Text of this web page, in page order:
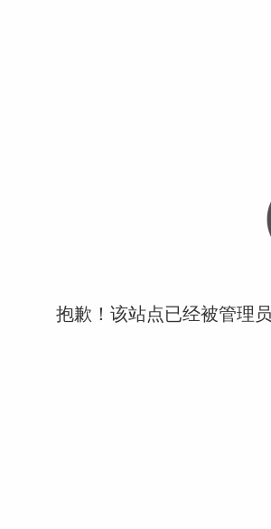
抱歉！该站点已经被管理